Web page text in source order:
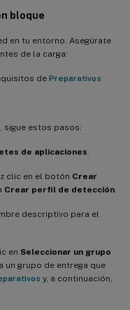
bloque
en tu entorno. Asegúrate
de la carga:
de Preparativos
sigue estos pasos:
de aplicaciones
clic en el botón Crear
Crear perfil de detección
descriptivo para el
en Seleccionar un grupo
un grupo de entrega que
y, a continuación,